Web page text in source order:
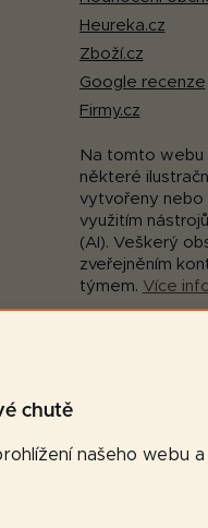
chutě
našeho webu
Heureka.cz
Zboží.cz
Google recenze
Firmy.cz
Na tomto webu
některé
vytvořeny nebo
využitím
(AI). Veškerý
zveřejněním
týmem. Více